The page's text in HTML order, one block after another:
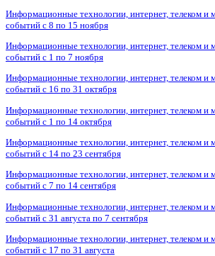
Информационные технологии, интернет, телеком и
событий с 8 по 15 ноября
Информационные технологии, интернет, телеком и
событий с 1 по 7 ноября
Информационные технологии, интернет, телеком и
событий с 16 по 31 октября
Информационные технологии, интернет, телеком и
событий с 1 по 14 октября
Информационные технологии, интернет, телеком и
событий с 14 по 23 сентября
Информационные технологии, интернет, телеком и
событий с 7 по 14 сентября
Информационные технологии, интернет, телеком и
событий с 31 августа по 7 сентября
Информационные технологии, интернет, телеком и
событий с 17 по 31 августа